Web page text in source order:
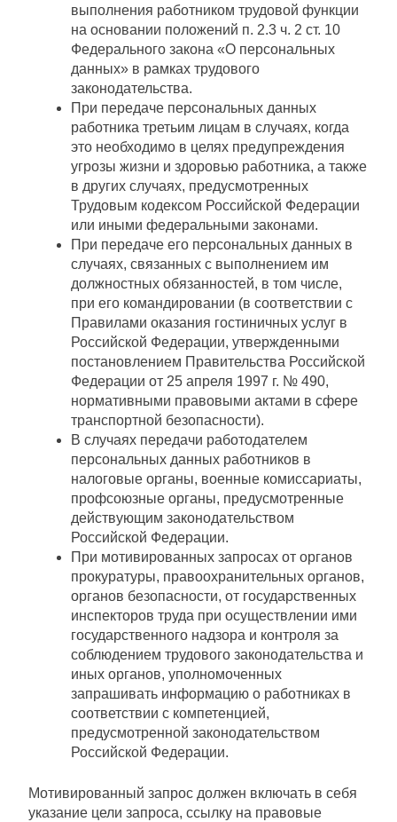
выполнения работником трудовой функции
на основании положений п. 2.3 ч. 2 ст. 10
Федерального закона «О персональных
данных» в рамках трудового
законодательства.
При передаче персональных данных
работника третьим лицам в случаях, когда
это необходимо в целях предупреждения
угрозы жизни и здоровью работника, а также
в других случаях, предусмотренных
Трудовым кодексом Российской Федерации
или иными федеральными законами.
При передаче его персональных данных в
случаях, связанных с выполнением им
должностных обязанностей, в том числе,
при его командировании (в соответствии с
Правилами оказания гостиничных услуг в
Российской Федерации, утвержденными
постановлением Правительства Российской
Федерации от 25 апреля 1997 г. № 490,
нормативными правовыми актами в сфере
транспортной безопасности).
В случаях передачи работодателем
персональных данных работников в
налоговые органы, военные комиссариаты,
профсоюзные органы, предусмотренные
действующим законодательством
Российской Федерации.
При мотивированных запросах от органов
прокуратуры, правоохранительных органов,
органов безопасности, от государственных
инспекторов труда при осуществлении ими
государственного надзора и контроля за
соблюдением трудового законодательства и
иных органов, уполномоченных
запрашивать информацию о работниках в
соответствии с компетенцией,
предусмотренной законодательством
Российской Федерации.
Мотивированный запрос должен включать в себя
указание цели запроса, ссылку на правовые